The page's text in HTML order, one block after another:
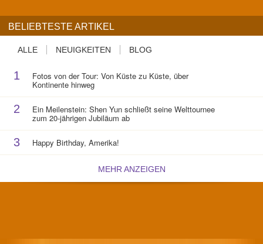
BELIEBTESTE ARTIKEL
ALLE NEUIGKEITEN BLOG
1 Fotos von der Tour: Von Küste zu Küste, über
Kontinente hinweg
2 Ein Meilenstein: Shen Yun schließt seine Welttournee
zum 20-jährigen Jubiläum ab
3 Happy Birthday, Amerika!
MEHR ANZEIGEN